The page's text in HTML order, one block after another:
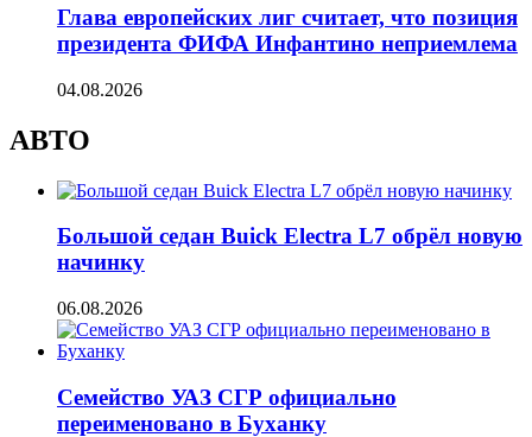
Глава европейских лиг считает, что позиция
президента ФИФА Инфантино неприемлема
04.08.2026
АВТО
Большой седан Buick Electra L7 обрёл новую
начинку
06.08.2026
Семейство УАЗ СГР официально
переименовано в Буханку